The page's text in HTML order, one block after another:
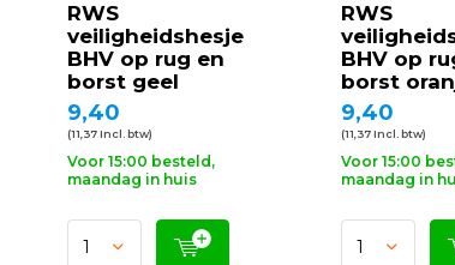
RWS
veiligheidshesje
BHV op rug en
borst geel
9,40
(11,37 Incl. btw)
Voor 15:00 besteld,
maandag in huis
RWS
BHV op
borst
9,40
(11,37 Incl. btw)
Voor 15:00
maandag in